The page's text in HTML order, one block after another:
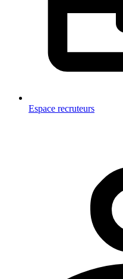
Espace recruteurs